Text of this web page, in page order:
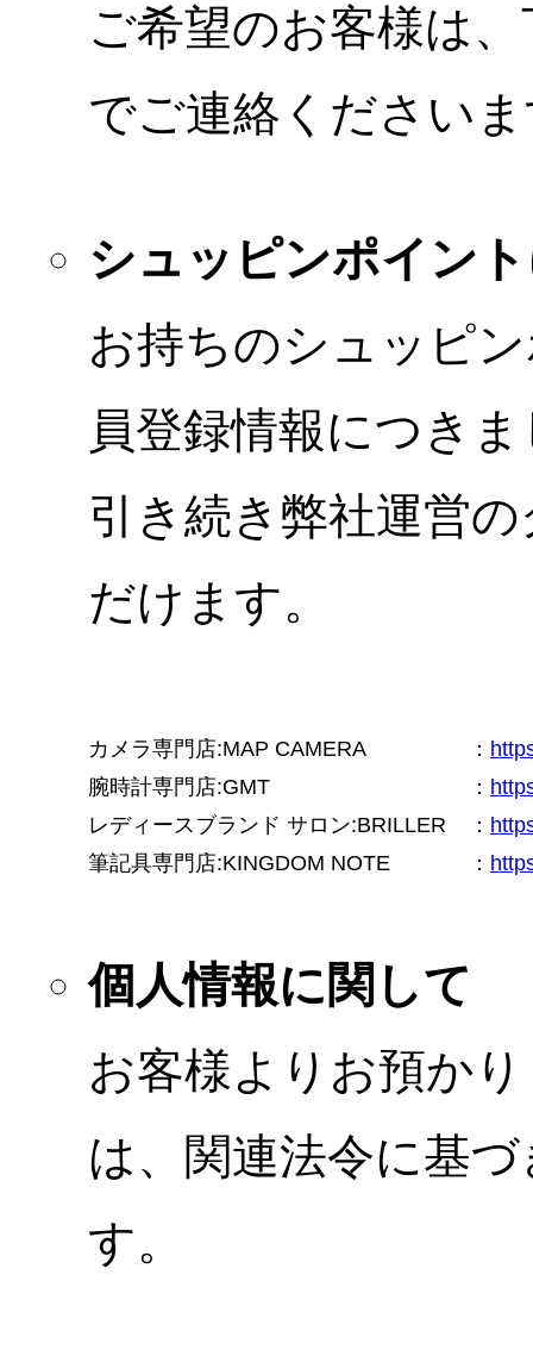
ご希望のお客様は
でご連絡ください
シュッピンポイン
お持ちのシュッピ
員登録情報につき
引き続き弊社運営
だけます。
カメラ専門店:MAP CAMERA ：
腕時計専門店:GMT
：
レディースブランド サロン:BRILLER
：
筆記具専門店:KINGDOM NOTE
：
個人情報に関して
お客様よりお預か
は、関連法令に基
す。